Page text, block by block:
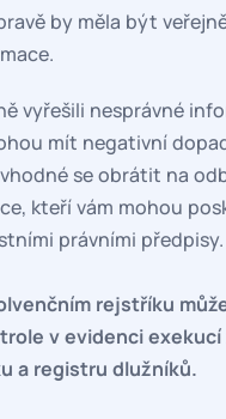
by měla být
vyřešili nesprávné
mít negativní
se obrátit na
kteří vám mohou
právními předpisy.
rejstříku
v evidenci exekucí
a registru dlužníků.